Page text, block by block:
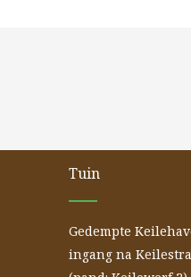
Tuin
Gedempte
ingang na